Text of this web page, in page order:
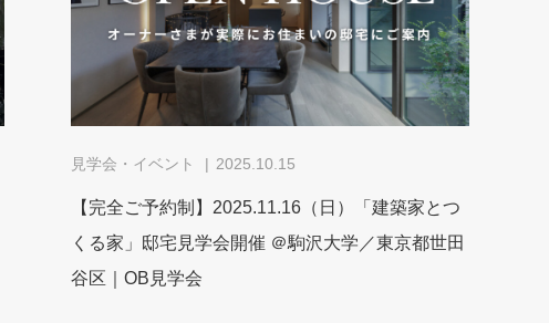
見学会・イベント 2025.10.15
【完全ご予約制】2025.11.16（日）「建築家とつ
くる家」邸宅見学会開催 ＠駒沢大学／東京都世田
谷区｜OB見学会